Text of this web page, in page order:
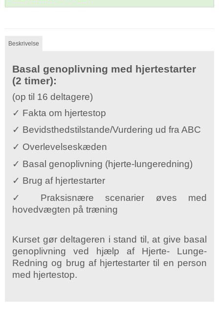
Beskrivelse
Basal genoplivning med hjertestarter
(2 timer):
(op til 16 deltagere)
✓ Fakta om hjertestop
✓ Bevidsthedstilstande/Vurdering ud fra ABC
✓ Overlevelseskæden
✓ Basal genoplivning (hjerte-lungeredning)
✓ Brug af hjertestarter
✓
Praksisnære scenarier øves med
hovedvægten på træning
Kurset gør deltageren i stand til, at give basal
genoplivning ved hjælp af Hjerte- Lunge-
Redning og brug af hjertestarter til en person
med hjertestop.